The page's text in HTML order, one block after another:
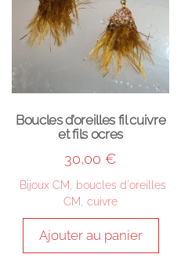
Boucles d’oreilles fil cuivre
et fils ocres
30,00€
Bijoux CM
boucles d'oreilles
CM cuivre
Ajouter au panier